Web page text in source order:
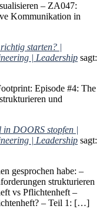
– ZA047:
Kommunikation in
starten? |
| Leadership sagt:
Episode #4: The
und
DOORS stopfen |
| Leadership sagt:
gesprochen habe: –
strukturieren
vs Pflichtenheft –
– Teil 1: […]